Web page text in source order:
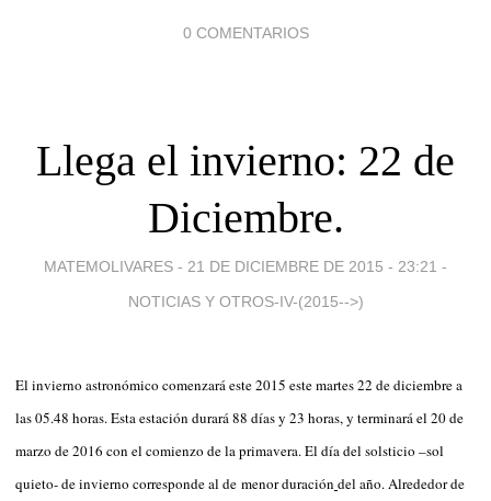
0 COMENTARIOS
Llega el invierno: 22 de
Diciembre.
MATEMOLIVARES - 21 DE DICIEMBRE DE 2015 - 23:21 -
NOTICIAS Y OTROS-IV-(2015-->)
El invierno astronómico comenzará este 2015 este martes 22 de diciembre a
las 05.48 horas. Esta estación durará 88 días y 23 horas, y terminará el 20 de
marzo de 2016 con el comienzo de la primavera. El día del solsticio –sol
quieto- de invierno corresponde al de menor duración del año. Alrededor de